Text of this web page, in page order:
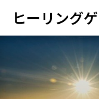
ヒーリング